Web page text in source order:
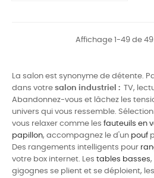
Affichage 1-49 de
La salon est synonyme de détente.
dans votre salon industriel : TV,
Abandonnez-vous et lâchez les
univers qui vous ressemble.
vous relaxer comme les fauteuils en
papillon, accompagnez le d'un pouf
Des rangements intelligents pour
votre box internet. Les tables basses,
gigognes se plient et se déploient,